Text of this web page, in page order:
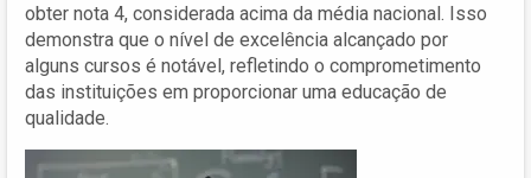
obter nota 4, considerada acima da média nacional. Isso
demonstra que o nível de excelência alcançado por
alguns cursos é notável, refletindo o comprometimento
das instituições em proporcionar uma educação de
qualidade.